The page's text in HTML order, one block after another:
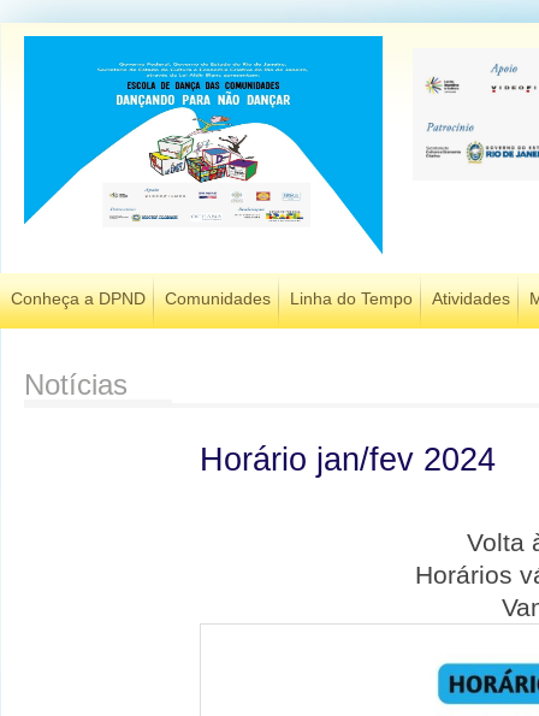
Conheça a DPND Comunidades Linha do Tempo Atividades
Notícias
Horário jan/fev 2024
Volta
Horários